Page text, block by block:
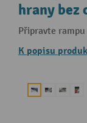
hrany bez
Připravte
K popisu